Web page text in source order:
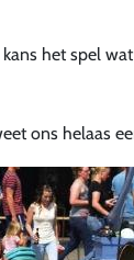
het spel
ons helaas